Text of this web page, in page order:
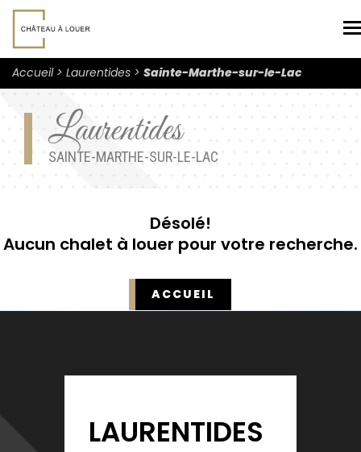
Accueil Laurentides Sainte-Marthe-sur-le-Lac
Laurentides
SAINTE-MARTHE-SUR-LE-LAC
Désolé!
Aucun chalet à louer pour votre recherche.
ACCUEIL
LAURENTIDES